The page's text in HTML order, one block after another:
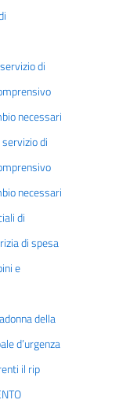
di
necessari
di
necessari
di
di spesa
e
della
d’urgenza
il rip